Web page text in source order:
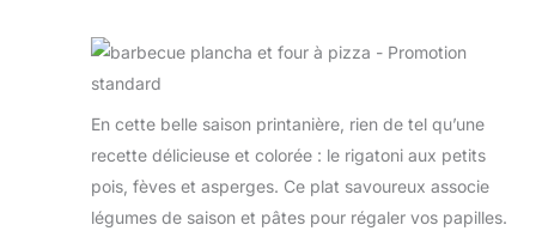
En cette belle saison printanière, rien de tel qu’une
recette délicieuse et colorée : le rigatoni aux petits
pois, fèves et asperges. Ce plat savoureux associe
légumes de saison et pâtes pour régaler vos papilles.